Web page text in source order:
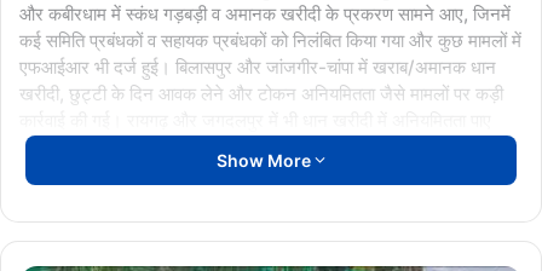
और कबीरधाम में स्कंध गड़बड़ी व अमानक खरीदी के प्रकरण सामने आए, जिनमें
कई समिति प्रबंधकों व सहायक प्रबंधकों को निलंबित किया गया और कुछ मामलों में
एफआईआर भी दर्ज हुई। बिलासपुर और जांजगीर-चांपा में खराब/अमानक धान
खरीदी, छुट्टी के दिन आवक लेने और टोकन अनियमितता जैसे मामलों पर कड़ी
जाने पर संबंधित अधिकारियों को निलंबित किया गया।
समाप्त कर दी गई, जबकि महासमुंद में दो उपार्जन केंद्र प्रभारियों पर एफआईआर
Show More